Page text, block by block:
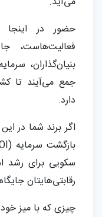
حضور در اینجا
بنیان‌گذاران،
جمع می‌آیند تا
دارد.
اگر برند شما در
سکویی برای رشد
رقابتی‌هایتان
چیزی که با میز